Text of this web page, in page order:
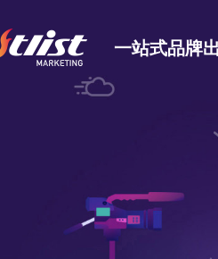
一站式品牌